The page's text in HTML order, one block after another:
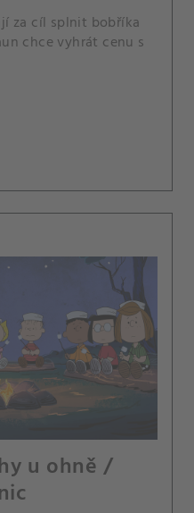
za cíl splnit bobříka
chce vyhrát cenu s
u ohně /